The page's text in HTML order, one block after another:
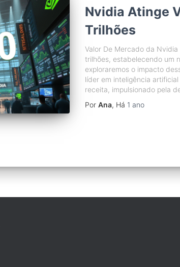
Nvidia Atinge
Trilhões
Valor De Mercado da
trilhões, estabelecendo um
exploraremos o impacto
líder em inteligência
receita, impulsionado pela
Por Ana, Há 1 ano